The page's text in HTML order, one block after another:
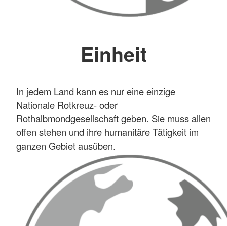
Einheit
In jedem Land kann es nur eine einzige
Nationale Rotkreuz- oder
Rothalbmondgesellschaft geben. Sie muss allen
offen stehen und ihre humanitäre Tätigkeit im
ganzen Gebiet ausüben.